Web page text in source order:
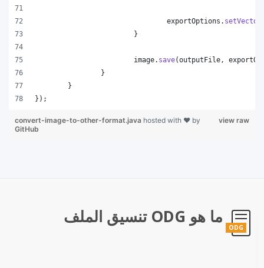
exportOptions .
			}
image. save(outputFile ,
		}
	}
});
view raw
convert-image-to-other-format.java hosted with ❤ by
GitHub
ODG
ما هو ODG تنسيق الملف